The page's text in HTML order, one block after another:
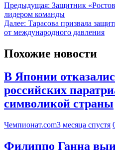
Предыдущая: Защитник
лидером команды
Далее: Тарасова призвала
от международного давления
Похожие новости
В Японии
российских
символикой страны
Чемпионат.com3 месяца спустя
Филиппо Ганна